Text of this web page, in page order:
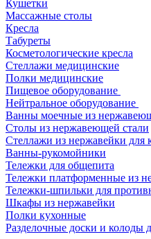
Кушетки
Массажные столы
Кресла
Табуреты
Косметологические кресла
Стеллажи медицинские
Полки медицинские
Пищевое оборудование
Нейтральное оборудование
Ванны моечные из
Столы из нержавеющей стали
Стеллажи из нержавейки для
Ванны-рукомойники
Тележки для общепита
Тележки платформенные из
Тележки-шпильки для
Шкафы из нержавейки
Полки кухонные
Разделочные доски и колоды